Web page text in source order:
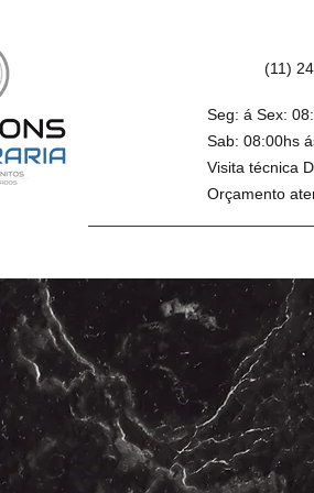
(11)
Seg: á Sex:
Sab: 08:00hs
Visita técnica
Orçamento